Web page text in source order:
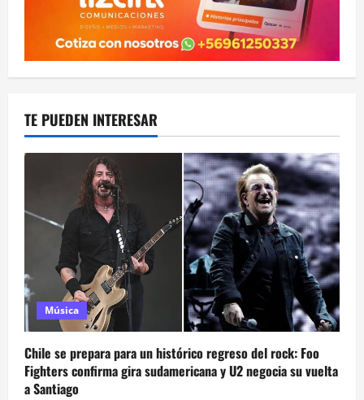
TE PUEDEN INTERESAR
Música
Chile se prepara para un histórico regreso del rock: Foo
Fighters confirma gira sudamericana y U2 negocia su vuelta
a Santiago